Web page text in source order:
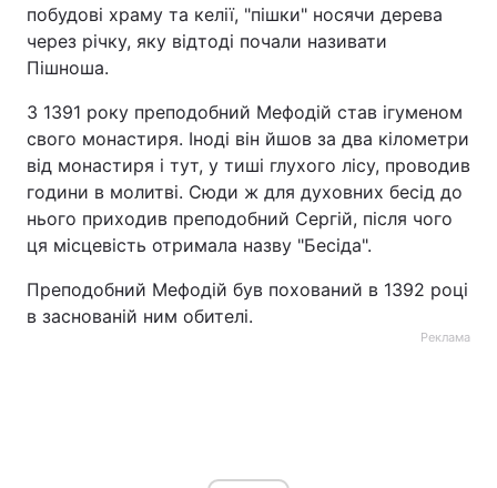
побудові храму та келії, "пішки" носячи дерева
через річку, яку відтоді почали називати
Пішноша.
З 1391 року преподобний Мефодій став ігуменом
свого монастиря. Іноді він йшов за два кілометри
від монастиря і тут, у тиші глухого лісу, проводив
години в молитві. Сюди ж для духовних бесід до
нього приходив преподобний Сергій, після чого
ця місцевість отримала назву "Бесіда".
Преподобний Мефодій був похований в 1392 році
в заснованій ним обителі.
Реклама